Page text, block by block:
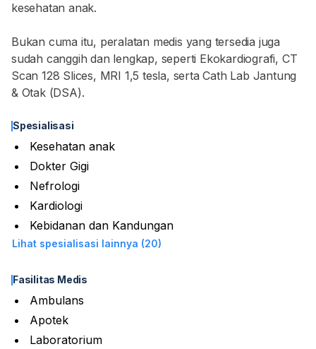
kesehatan anak.
Bukan cuma itu, peralatan medis yang tersedia juga
sudah canggih dan lengkap, seperti Ekokardiografi, CT
Scan 128 Slices, MRI 1,5 tesla, serta Cath Lab Jantung
& Otak (DSA).
Spesialisasi
Kesehatan anak
Dokter Gigi
Nefrologi
Kardiologi
Kebidanan dan Kandungan
Lihat spesialisasi lainnya (20)
Fasilitas Medis
Ambulans
Apotek
Laboratorium